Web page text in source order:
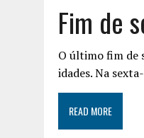
Fim de
O último fim de
idades. Na
READ MORE